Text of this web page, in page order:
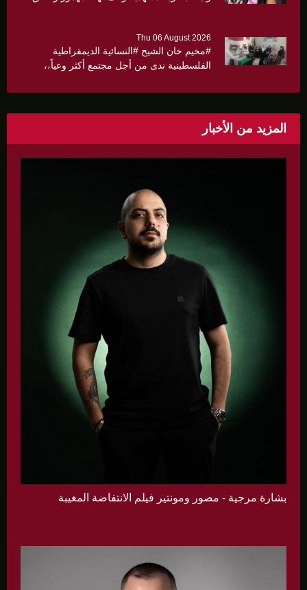
Thu 06 August 2026
#مخيم خان الشيح #النسائية الديمقراطية
الفلسطينية ندى من أجل مجتمع أكثر وعياً،،
بروشورات توعوية على سيدات الحي.
المزيد من الأخبار
بشارة مرجية - مصور ومونتير فيلم الانتفاضة المغيبة